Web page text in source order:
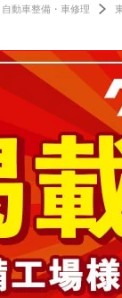
動車整備・車修理